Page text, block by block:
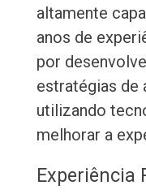
altamente
anos de
por
estratégias de
utilizando
melhorar a
Experiência